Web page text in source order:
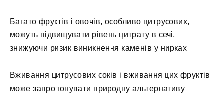
Багато фруктів і овочів, особливо цитрусових,
можуть підвищувати рівень цитрату в сечі,
знижуючи ризик виникнення каменів у нирках
Вживання цитрусових соків і вживання цих фруктів
може запропонувати природну альтернативу